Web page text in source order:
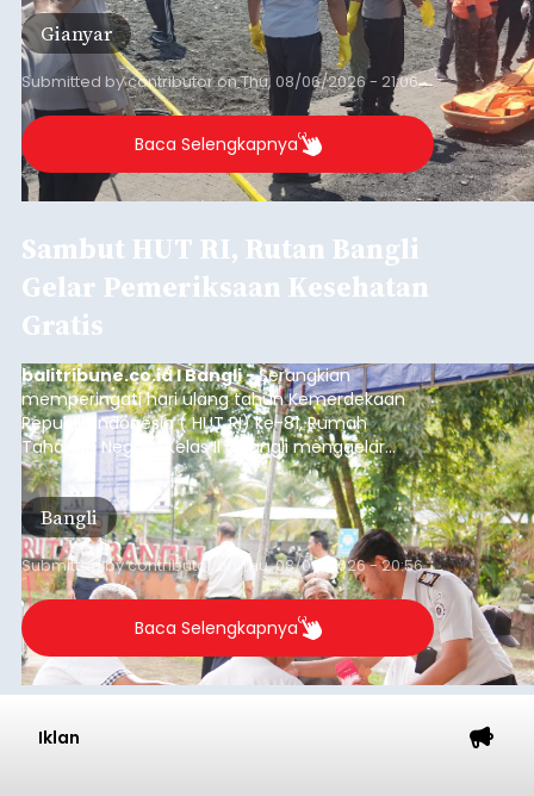
Gianyar
Submitted bycontributoronThu, 08/06/2026 - 21:06
Baca Selengkapnya
Sambut HUT RI, Rutan Bangli
Gelar Pemeriksaan Kesehatan
Gratis
balitribune.co.id I Bangli -Serangkian
memperingati hari ulang tahun Kemerdekaan
Republik Indonesia ( HUT RI) ke-81, Rumah
Tahanan Negara Kelas II B Bangli menggelar
kegiatan pemeriksaan kesehatan gratis, Rabu
(6/8/2026).
Bangli
Submitted bycontributor Thu, 08/06/2026 - 20:56
Baca Selengkapnya
Iklan